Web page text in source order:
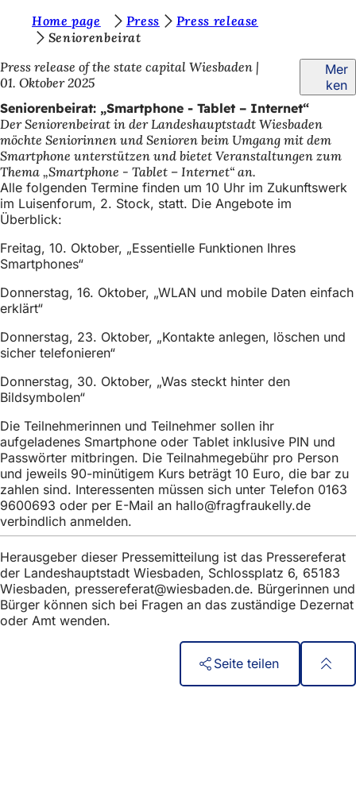
Inhalt anspringen
e
b
e
f
i
n
d
e
n
s
i
c
h
i
e
r
:
Home page Press
Press release
Seniorenbeirat
Press release of the state capital Wiesbaden
01. Oktober 2025
Mer
ken
Seniorenbeirat: „Smartphone - Tablet – Internet“
Der Seniorenbeirat in der Landeshauptstadt Wiesbaden
möchte Seniorinnen und Senioren beim Umgang mit dem
Smartphone unterstützen und bietet Veranstaltungen zum
Thema „Smartphone - Tablet – Internet“ an.
Alle folgenden Termine finden um 10 Uhr im Zukunftswerk
im Luisenforum, 2. Stock, statt. Die Angebote im
Überblick:
Freitag, 10. Oktober, „Essentielle Funktionen Ihres
Smartphones“
Donnerstag, 16. Oktober, „WLAN und mobile Daten einfach
erklärt“
Donnerstag, 23. Oktober, „Kontakte anlegen, löschen und
sicher telefonieren“
Donnerstag, 30. Oktober, „Was steckt hinter den
Bildsymbolen“
Die Teilnehmerinnen und Teilnehmer sollen ihr
aufgeladenes Smartphone oder Tablet inklusive PIN und
Passwörter mitbringen. Die Teilnahmegebühr pro Person
und jeweils 90-minütigem Kurs beträgt 10 Euro, die bar zu
zahlen sind. Interessenten müssen sich unter Telefon 0163
9600693 oder per E-Mail an hallo fragfraukelly de
verbindlich anmelden.
Herausgeber dieser Pressemitteilung ist das Pressereferat
der Landeshauptstadt Wiesbaden, Schlossplatz 6, 65183
Wiesbaden, pressereferat wiesbaden de. Bürgerinnen und
Bürger können sich bei Fragen an das zuständige Dezernat
oder Amt wenden.
Seite teilen